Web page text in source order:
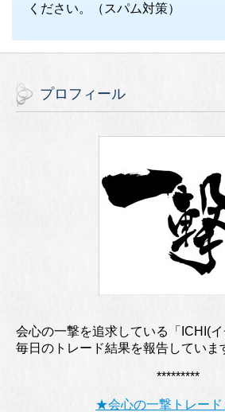
ください。（スパム対策）
プロフィール
会心の一撃を追求している「ICHI(イ
毎日のトレード結果を報告していま
*********
★会心の一撃トレー